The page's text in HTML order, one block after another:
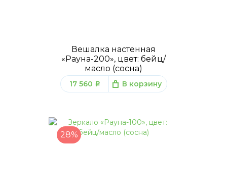
Вешалка настенная
«Рауна-200», цвет: бейц/
масло (сосна)
17 560 q В корзину
28%